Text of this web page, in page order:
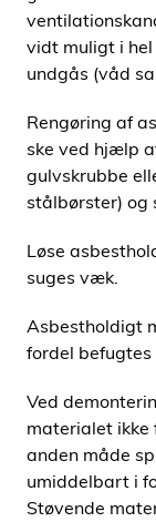
vidt muligt i
undgås (våd
Rengøring af
ske ved hjælp
gulvskrubbe
stålbørster) og
Løse
suges væk.
Asbestholdigt
fordel
Ved
materialet ikke
anden måde
umiddelbart i
Støvende